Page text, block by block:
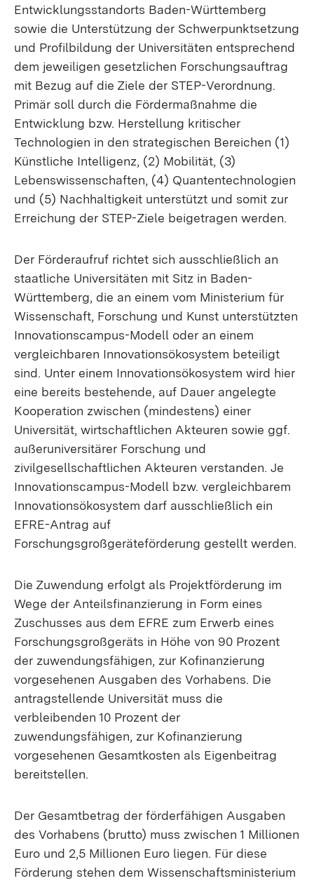
Entwicklungsstandorts Baden-Württemberg
sowie die Unterstützung der Schwerpunktsetzung
und Profilbildung der Universitäten entsprechend
dem jeweiligen gesetzlichen Forschungsauftrag
mit Bezug auf die Ziele der STEP-Verordnung.
Primär soll durch die Fördermaßnahme die
Entwicklung bzw. Herstellung kritischer
Technologien in den strategischen Bereichen (1)
Künstliche Intelligenz, (2) Mobilität, (3)
Lebenswissenschaften, (4) Quantentechnologien
und (5) Nachhaltigkeit unterstützt und somit zur
Erreichung der STEP-Ziele beigetragen werden.
Der Förderaufruf richtet sich ausschließlich an
staatliche Universitäten mit Sitz in Baden-
Württemberg, die an einem vom Ministerium für
Wissenschaft, Forschung und Kunst unterstützten
Innovationscampus-Modell oder an einem
vergleichbaren Innovationsökosystem beteiligt
sind. Unter einem Innovationsökosystem wird hier
eine bereits bestehende, auf Dauer angelegte
Kooperation zwischen (mindestens) einer
Universität, wirtschaftlichen Akteuren sowie ggf.
außeruniversitärer Forschung und
zivilgesellschaftlichen Akteuren verstanden. Je
Innovationscampus-Modell bzw. vergleichbarem
Innovationsökosystem darf ausschließlich ein
EFRE-Antrag auf
Forschungsgroßgeräteförderung gestellt werden.
Die Zuwendung erfolgt als Projektförderung im
Wege der Anteilsfinanzierung in Form eines
Zuschusses aus dem EFRE zum Erwerb eines
Forschungsgroßgeräts in Höhe von 90 Prozent
der zuwendungsfähigen, zur Kofinanzierung
vorgesehenen Ausgaben des Vorhabens. Die
antragstellende Universität muss die
verbleibenden 10 Prozent der
zuwendungsfähigen, zur Kofinanzierung
vorgesehenen Gesamtkosten als Eigenbeitrag
bereitstellen.
Der Gesamtbetrag der förderfähigen Ausgaben
des Vorhabens (brutto) muss zwischen 1 Millionen
Euro und 2,5 Millionen Euro liegen. Für diese
Förderung stehen dem Wissenschaftsministerium